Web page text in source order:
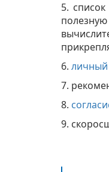
5.
6. личный
7.
8.
9.